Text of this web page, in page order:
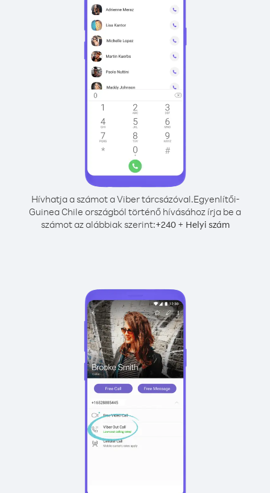
Hívhatja a számot a Viber tárcsázóval.Egyenlítői-
Guinea Chile országból történő hívásához írja be a
számot az alábbiak szerint:+240+ Helyi szám